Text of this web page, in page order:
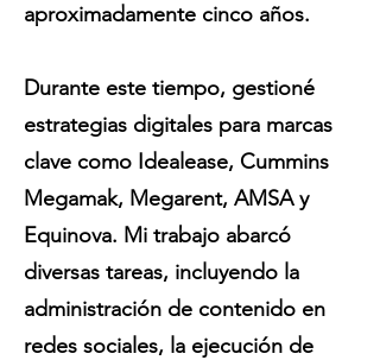
aproximadamente cinco años.
Durante este tiempo, gestioné
estrategias digitales para marcas
clave como Idealease, Cummins
Megamak, Megarent, AMSA y
Equinova. Mi trabajo abarcó
diversas tareas, incluyendo la
administración de contenido en
redes sociales, la ejecución de